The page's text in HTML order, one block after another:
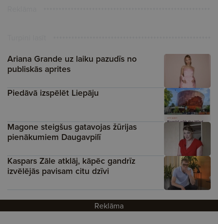
Ariana Grande uz laiku pazudīs no
publiskās aprites
Piedāvā izspēlēt Liepāju
Magone steigšus gatavojas žūrijas
pienākumiem Daugavpilī
Kaspars Zāle atklāj, kāpēc gandrīz
izvēlējās pavisam citu dzīvi
Reklāma